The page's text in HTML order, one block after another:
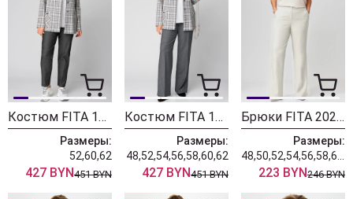
Костюм FITA 1489
Размеры:
52,60,62
427 BYN451 BYN
Костюм FITA 1487
Размеры:
48,52,54,56,58,60,62
427 BYN451 BYN
Брюки FITA 20268
Размеры:
223 BYN246 BYN